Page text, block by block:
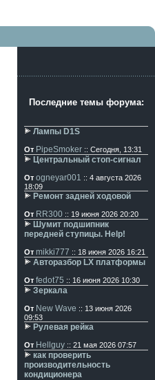
Последние темы форума:
Лампы D1S
От PipeSmoker :: Сегодня, 13:31
Центральный стоп-сигнал
От ogneyar001 :: 4 августа 2026
18:09
Ремонт задней ходовой
От RR300 :: 19 июня 2026 20:20
Шумит подшипник
передней ступицы. Help!
От mikki777 :: 18 июня 2026 16:21
Авторазбор LX платформы
От fedot75 :: 16 июня 2026 10:30
Зеркала
От New Wave :: 13 июня 2026
09:53
Рулевая рейка
От Hellguy :: 21 мая 2026 07:57
как проверить
производительность
кондиционера